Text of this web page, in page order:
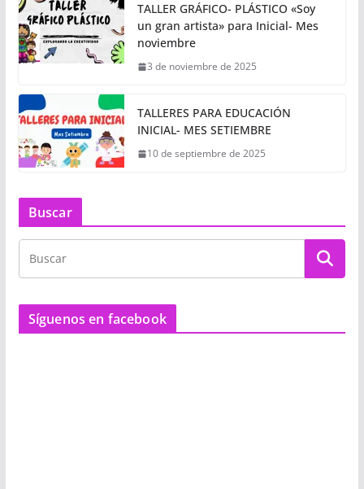
TALLER GRÁFICO- PLÁSTICO «Soy
un gran artista» para Inicial- Mes
noviembre
3 de noviembre de 2025
TALLERES PARA EDUCACIÓN
INICIAL- MES SETIEMBRE
10 de septiembre de 2025
Buscar
Síguenos en facebook